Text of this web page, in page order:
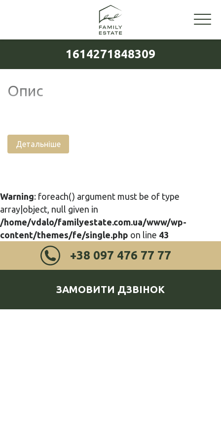
1614271848309
Опис
Детальніше
Warning: foreach() argument must be of type
array|object, null given in
/home/vdalo/familyestate.com.ua/www/wp-
content/themes/fe/single.php on line 43
+38 097 476 77 77
ЗАМОВИТИ ДЗВІНОК